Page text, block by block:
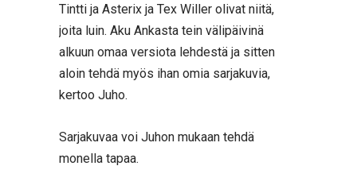
Tintti ja Asterix ja Tex Willer olivat niitä,
joita luin. Aku Ankasta tein välipäivinä
alkuun omaa versiota lehdestä ja sitten
aloin tehdä myös ihan omia sarjakuvia,
kertoo Juho.
Sarjakuvaa voi Juhon mukaan tehdä
monella tapaa.